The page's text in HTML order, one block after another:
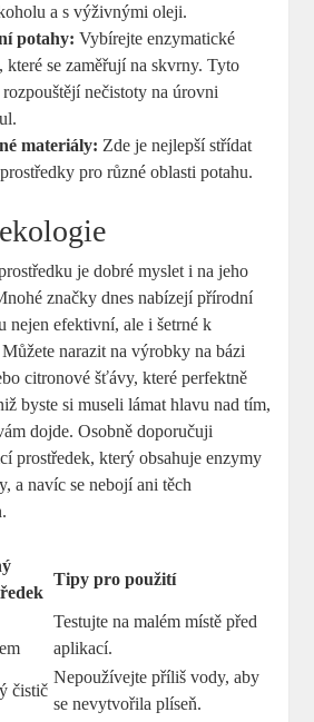
a s výživnými oleji.
potahy: Vybírejte enzymatické
které se zaměřují na skvrny. Tyto
rozpouštějí nečistoty na úrovni
materiály: Zde je nejlepší střídat
pro různé oblasti potahu.
je dobré myslet i na jeho
značky dnes nabízejí přírodní
nejen efektivní, ale i šetrné k
narazit na výrobky na bázi
citronové šťávy, které perfektně
byste si museli lámat hlavu nad tím,
dojde. Osobně doporučuji
prostředek, který obsahuje enzymy
a navíc se nebojí ani těch
Tipy pro použití
Testujte na malém místě před
aplikací.
čistič
Nepoužívejte příliš vody, aby
se nevytvořila plíseň.